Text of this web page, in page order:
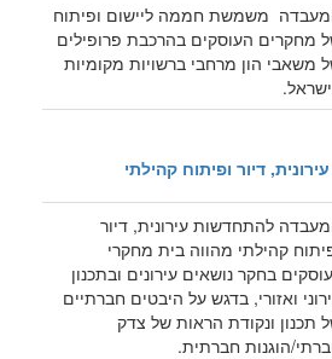
משמשת חממה ליישום ופיתוח
מחקרים העוסקים בהרכבת פרופילים
משאבי הון מרחבי ברשויות מקומיות
דיור ופיתוח קהילתי
להתחדשות עירונית, דיור
קהילתי מהווה בית מחקרי
בחקר נושאים עירונים ובתכנון
ואזורי, בדגש על היבטים חברתיים
תכנון ונקודת הראות של צדק
הוגנות חברתית.